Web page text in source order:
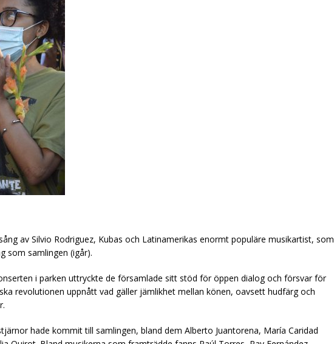
av Silvio Rodriguez, Kubas och Latinamerikas enormt populäre musikartist, som
som samlingen (igår).
i parken uttryckte de församlade sitt stöd för öppen dialog och försvar för
revolutionen uppnått vad gäller jämlikhet mellan könen, oavsett hudfärg och
hade kommit till samlingen, bland dem Alberto Juantorena, María Caridad